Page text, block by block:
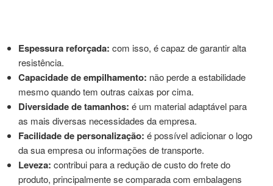
Espessura reforçada: com isso, é capaz de garantir alta
resistência.
Capacidade de empilhamento: não perde a estabilidade
mesmo quando tem outras caixas por cima.
Diversidade de tamanhos: é um material adaptável para
as mais diversas necessidades da empresa.
Facilidade de personalização: é possível adicionar o logo
da sua empresa ou informações de transporte.
Leveza: contribui para a redução de custo do frete do
produto, principalmente se comparada com embalagens